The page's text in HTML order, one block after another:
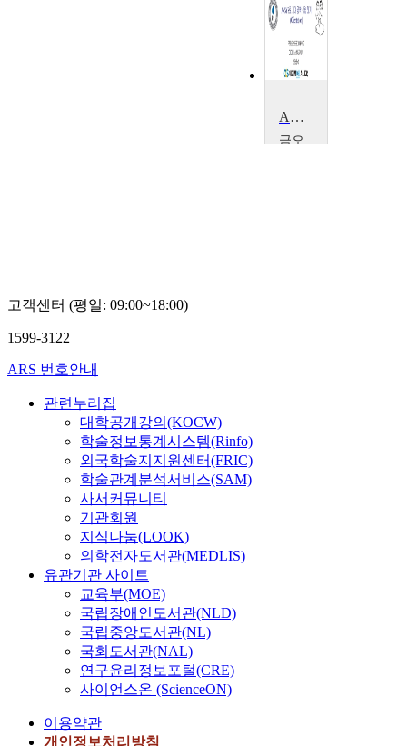
ANSYS로 기계공학 섭렵하기
금오
고객센터 (평일: 09:00~18:00)
1599-3122
ARS 번호안내
관련누리집
대학공개강의(KOCW)
학술정보통계시스템(Rinfo)
외국학술지지원센터(FRIC)
학술관계분석서비스(SAM)
사서커뮤니티
기관회원
지식나눔(LOOK)
의학전자도서관(MEDLIS)
유관기관 사이트
교육부(MOE)
국립장애인도서관(NLD)
국립중앙도서관(NL)
국회도서관(NAL)
연구윤리정보포털(CRE)
사이언스온 (ScienceON)
이용약관
개인정보처리방침